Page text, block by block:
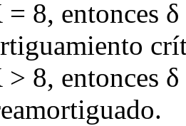
= 8, entonces δ
> 8, entonces